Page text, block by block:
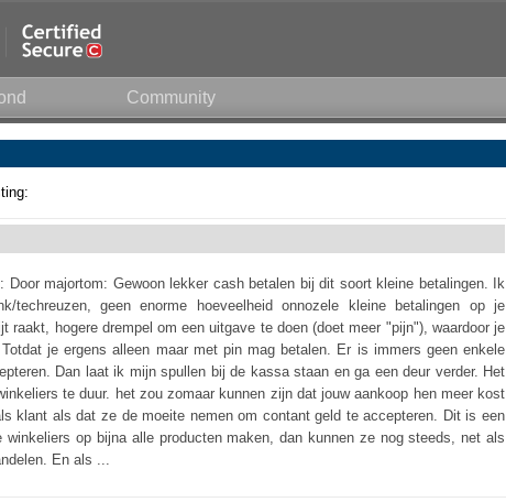
Community
Door majortom: Gewoon lekker cash betalen bij dit soort kleine betalingen. Ik
techreuzen, geen enorme hoeveelheid onnozele kleine betalingen op je
raakt, hogere drempel om een uitgave te doen (doet meer "pijn"), waardoor je
je ergens alleen maar met pin mag betalen. Er is immers geen enkele
Dan laat ik mijn spullen bij de kassa staan en ga een deur verder. Het
te duur. het zou zomaar kunnen zijn dat jouw aankoop hen meer kost
klant als dat ze de moeite nemen om contant geld te accepteren. Dit is een
op bijna alle producten maken, dan kunnen ze nog steeds, net als
En als ...